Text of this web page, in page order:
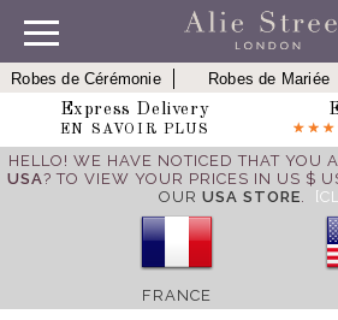
Robes de Cérémonie Robes de Mariée
Express Delivery
EN SAVOIR PLUS
HELLO! WE HAVE NOTICED THAT YOU
USA? TO VIEW YOUR PRICES IN US $
OUR USA STORE.
FRANCE